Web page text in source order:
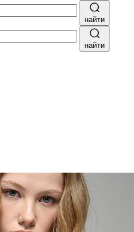
найти
найти